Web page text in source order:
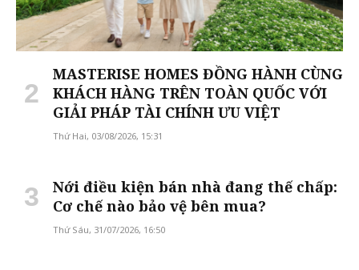
MASTERISE HOMES ĐỒNG HÀNH CÙNG
KHÁCH HÀNG TRÊN TOÀN QUỐC VỚI
GIẢI PHÁP TÀI CHÍNH ƯU VIỆT
Thứ Hai, 03/08/2026, 15:31
Nới điều kiện bán nhà đang thế chấp:
Cơ chế nào bảo vệ bên mua?
Thứ Sáu, 31/07/2026, 16:50